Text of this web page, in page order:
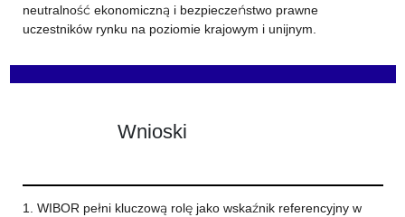
neutralność ekonomiczną i bezpieczeństwo prawne
uczestników rynku na poziomie krajowym i unijnym.
Wnioski
1. WIBOR pełni kluczową rolę jako wskaźnik referencyjny w